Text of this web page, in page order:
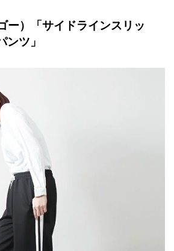
ー）「サイドラインスリッ
ンツ」